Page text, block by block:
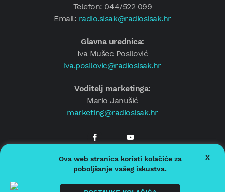
Telefon: 044/522 099
Email: radio.sisak@radiosisak.hr
Glavna urednica:
Iva Mušec Posilović
iva.posilovic@radiosisak.hr
Voditelj marketinga:
Mario Janušić
marketing@radiosisak.hr
© 2026.Radio Sisak
Politika privatnosti
Politika kolačića
Ova web stranica koristi kolačiće za
poboljšanje vašeg iskustva.
X